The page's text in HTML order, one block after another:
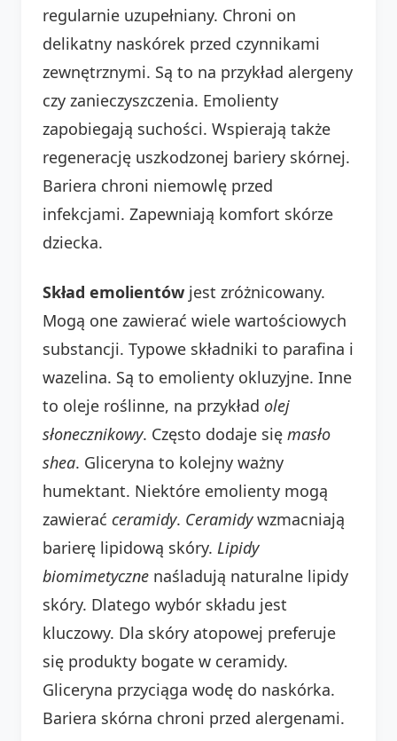
regularnie uzupełniany. Chroni on
delikatny naskórek przed czynnikami
zewnętrznymi. Są to na przykład alergeny
czy zanieczyszczenia. Emolienty
zapobiegają suchości. Wspierają także
regenerację uszkodzonej bariery skórnej.
Bariera chroni niemowlę przed
infekcjami. Zapewniają komfort skórze
dziecka.
Skład emolientów jest zróżnicowany.
Mogą one zawierać wiele wartościowych
substancji. Typowe składniki to parafina i
wazelina. Są to emolienty okluzyjne. Inne
to oleje roślinne, na przykład olej
słonecznikowy. Często dodaje się masło
shea. Gliceryna to kolejny ważny
humektant. Niektóre emolienty mogą
zawierać ceramidy. Ceramidywzmacniają
barierę lipidową skóry. Lipidy
biomimetyczne naśladują naturalne lipidy
skóry. Dlatego wybór składu jest
kluczowy. Dla skóry atopowej preferuje
się produkty bogate w ceramidy.
Gliceryna przyciąga wodę do naskórka.
Bariera skórna chroni przed alergenami.